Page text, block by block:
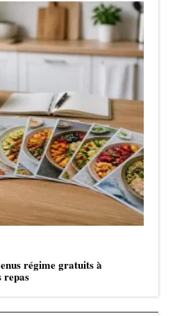
régime gratuits à